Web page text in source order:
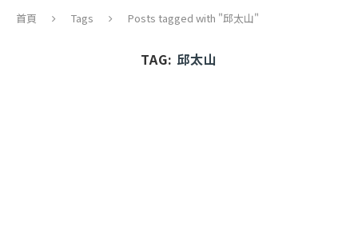
首頁 Tags Posts tagged with "邱太山"
TAG: 邱太山